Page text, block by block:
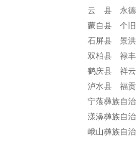
云 县 永德
蒙自县 个
石屏县 景
双柏县 禄
鹤庆县 祥
泸水县 福
宁蒗彝族自
漾濞彝族自
峨山彝族自